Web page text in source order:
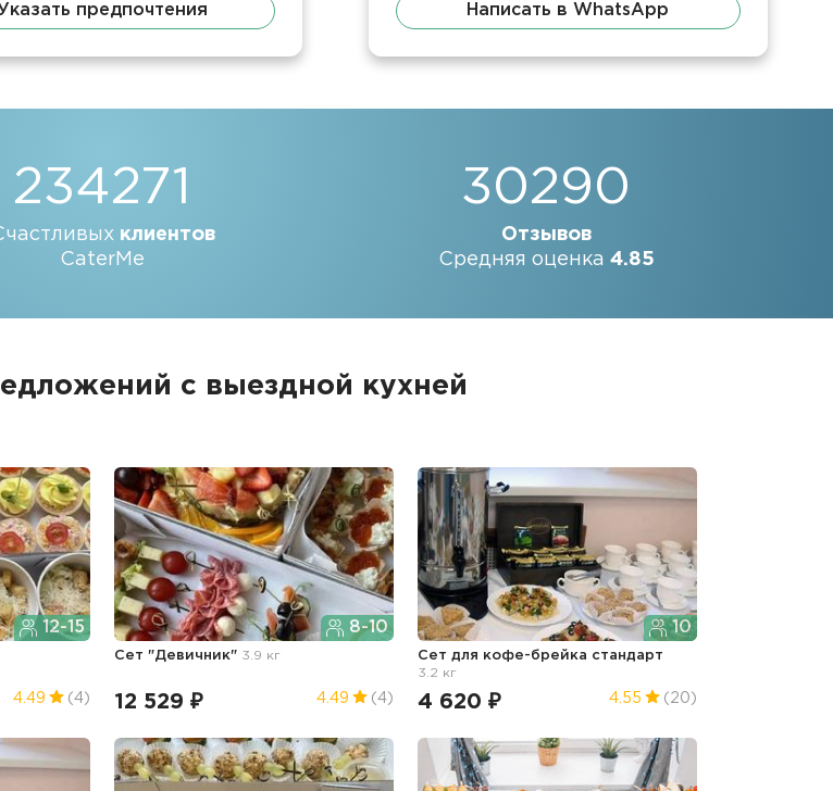
предпочтения Написать в WhatsApp
234271
клиентов
CaterMe
30290
Отзывов
Средняя оценка 4.85
с выездной кухней
12-15
4.49 (4)
8-10
Сет "Девичник" 3.9 кг
12 529 ₽ 4.49 (4)
10
Сет для кофе-брейка стандарт
3.2 кг
4 620 ₽ 4.55 (20)